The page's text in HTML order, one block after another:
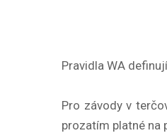
Pravidla WA
Pro závody v
prozatím platné na